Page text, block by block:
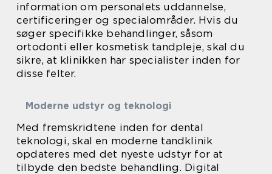
information om personalets uddannelse,
certificeringer og specialområder. Hvis du
søger specifikke behandlinger, såsom
ortodonti eller kosmetisk tandpleje, skal du
sikre, at klinikken har specialister inden for
disse felter.
Moderne udstyr og teknologi
Med fremskridtene inden for dental
teknologi, skal en moderne tandklinik
opdateres med det nyeste udstyr for at
tilbyde den bedste behandling. Digital